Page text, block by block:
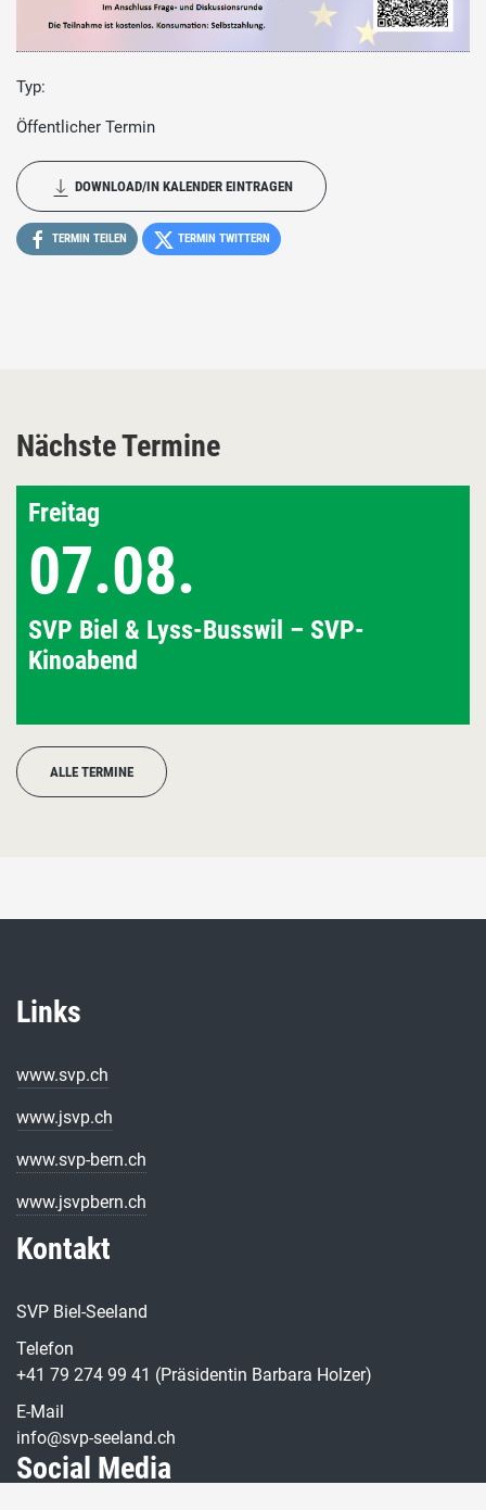
Typ:
Öffentlicher Termin
DOWNLOAD/IN KALENDER EINTRAGEN
TERMIN TEILEN TERMIN TWITTERN
Nächste Termine
Freitag
07.08.
SVP Biel & Lyss-Busswil – SVP-
Kinoabend
ALLE TERMINE
Links
www.svp.ch
www.jsvp.ch
www.svp-bern.ch
www.jsvpbern.ch
Kontakt
SVP Biel-Seeland
Telefon
+41 79 274 99 41 (Präsidentin Barbara Holzer)
E-Mail
info@svp-seeland.ch
Social Media